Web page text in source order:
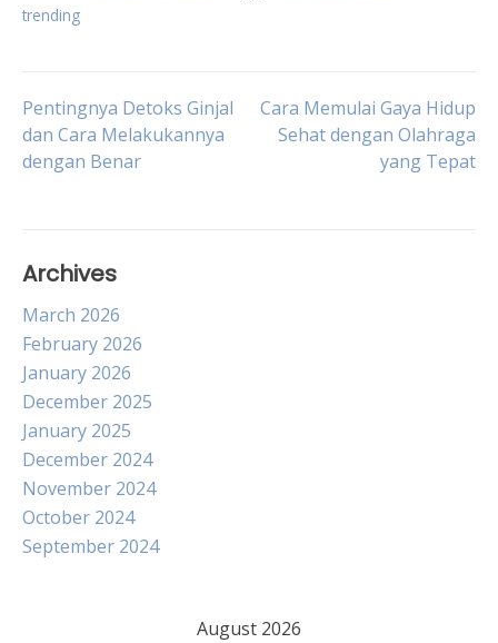
trending
Post
navigation
Pentingnya Detoks Ginjal
dan Cara Melakukannya
dengan Benar
Cara Memulai Gaya Hidup
Sehat dengan Olahraga
yang Tepat
Archives
March 2026
February 2026
January 2026
December 2025
January 2025
December 2024
November 2024
October 2024
September 2024
August 2026